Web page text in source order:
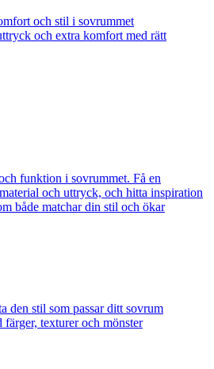
och stil i sovrummet
och extra komfort med rätt
funktion i sovrummet. Få en
och uttryck, och hitta inspiration
både matchar din stil och ökar
den stil som passar ditt sovrum
texturer och mönster